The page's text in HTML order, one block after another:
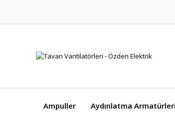
Ampuller Aydınlatma Armatürleri